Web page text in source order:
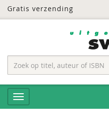
Gratis verzending